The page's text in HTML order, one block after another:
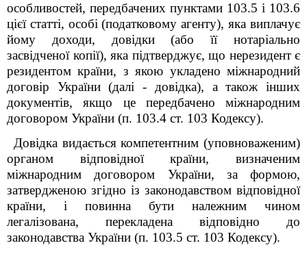
особливостей, передбачених пунктами 103.5 і 103.6
цієї статті, особі (податковому агенту), яка виплачує
йому доходи, довідки (або її нотаріально
засвідченої копії), яка підтверджує, що нерезидент є
резидентом країни, з якою укладено міжнародний
договір України (далі - довідка), а також інших
документів, якщо це передбачено міжнародним
договором України (п. 103.4 ст. 103 Кодексу).
Довідка видається компетентним (уповноваженим)
органом відповідної країни, визначеним
міжнародним договором України, за формою,
затвердженою згідно із законодавством відповідної
країни, і повинна бути належним чином
легалізована, перекладена відповідно до
законодавства України (п. 103.5 ст. 103 Кодексу).